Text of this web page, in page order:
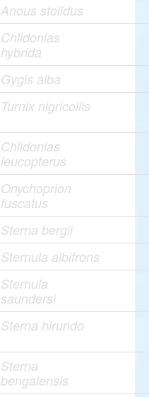
Anous stolidus
Chlidonias
hybrida
Gygis alba
Turnix nigricollis
Chlidonias
leucopterus
Onychoprion
fuscatus
Sterna bergii
Sternula albifrons
Sternula
saundersi
Sterna hirundo
Sterna
bengalensis